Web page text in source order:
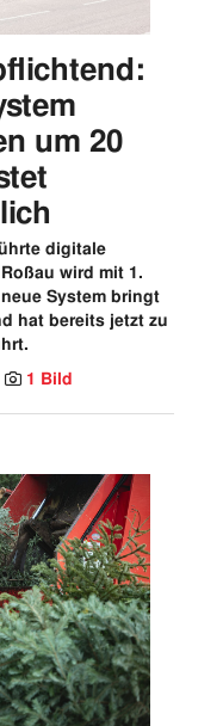
um 20
digitale
wird mit 1.
System bringt
hat bereits jetzt zu
1 Bild